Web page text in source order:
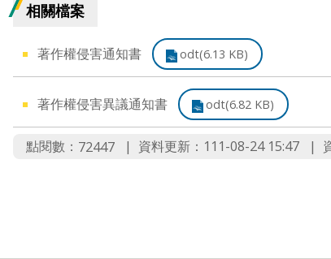
相關檔案
著作權侵害通知書 odt(6.13 KB)
著作權侵害異議通知書 odt(6.82 KB)
點閱數： 72447 資料更新：111-08-24 15:47